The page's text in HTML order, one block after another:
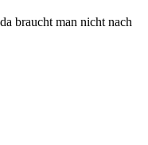
braucht man nicht nach